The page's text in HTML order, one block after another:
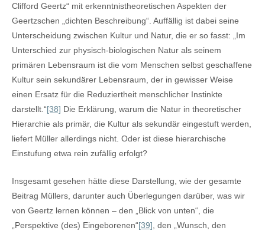
Clifford Geertz“ mit erkenntnistheoretischen Aspekten der
Geertzschen „dichten Beschreibung“. Auffällig ist dabei seine
Unterscheidung zwischen Kultur und Natur, die er so fasst: „Im
Unterschied zur physisch-biologischen Natur als seinem
primären Lebensraum ist die vom Menschen selbst geschaffene
Kultur sein sekundärer Lebensraum, der in gewisser Weise
einen Ersatz für die Reduziertheit menschlicher Instinkte
darstellt.“[38] Die Erklärung, warum die Natur in theoretischer
Hierarchie als primär, die Kultur als sekundär eingestuft werden,
liefert Müller allerdings nicht. Oder ist diese hierarchische
Einstufung etwa rein zufällig erfolgt?
Insgesamt gesehen hätte diese Darstellung, wie der gesamte
Beitrag Müllers, darunter auch Überlegungen darüber, was wir
von Geertz lernen können – den „Blick von unten“, die
„Perspektive (des) Eingeborenen“[39] , den „Wunsch, den